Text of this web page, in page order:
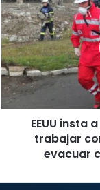
insta
a
las
tropas
rusas
en
trabajar
con
evacuar
EEUU insta
trabajar
evacuar